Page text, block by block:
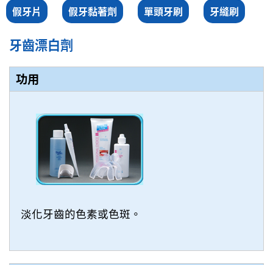
假牙片 假牙黏著劑 單頭牙刷 牙縫刷
牙齒漂白劑
功用
淡化牙齒的色素或色斑。